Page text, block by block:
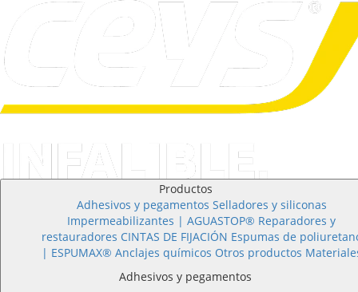
Productos
Adhesivos y pegamentos Selladores y siliconas
Impermeabilizantes | AGUASTOP® Reparadores y
restauradores CINTAS DE FIJACIÓN Espumas de
| ESPUMAX® Anclajes químicos Otros productos
Adhesivos y pegamentos